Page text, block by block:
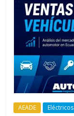
AEADE Eléctricos